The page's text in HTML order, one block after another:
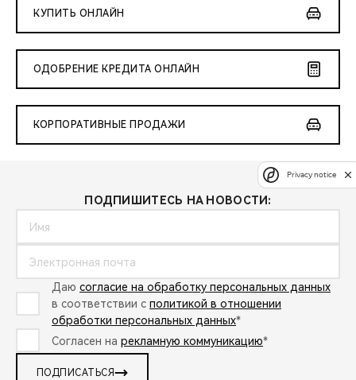
КУПИТЬ ОНЛАЙН
ОДОБРЕНИЕ КРЕДИТА ОНЛАЙН
КОРПОРАТИВНЫЕ ПРОДАЖИ
ПОДПИШИТЕСЬ НА НОВОСТИ:
Даю согласие на обработку персональных данных
в соответствии с политикой в отношении
обработки персональных данных*
Согласен на рекламную коммуникацию*
ПОДПИСАТЬСЯ
Privacy notice